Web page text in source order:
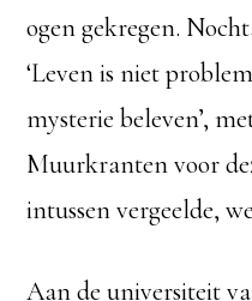
ogen gekregen.
‘Leven is niet
mysterie beleven’,
Muurkranten voor
intussen vergeelde,
Aan de universiteit